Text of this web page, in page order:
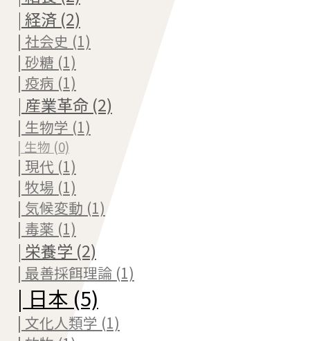
| 経済 (2)
| 社会史 (1)
| 砂糖 (1)
| 疫病 (1)
| 産業革命 (2)
| 生物学 (1)
| 生物 (0)
| 現代 (1)
| 牧場 (1)
| 気候変動 (1)
| 毒薬 (1)
| 栄養学 (2)
| 最善採餌理論 (1)
| 日本 (5)
| 文化人類学 (1)